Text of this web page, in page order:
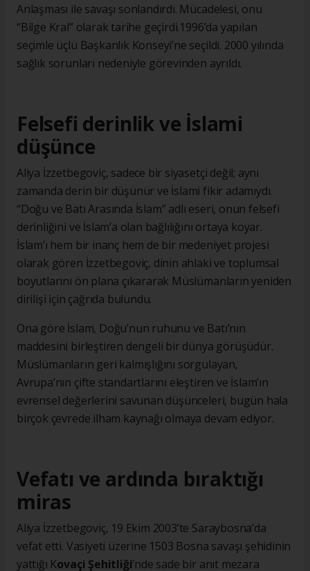
Anlaşması ile savaşı sonlandırdı. Mücadelesi, onu
“Bilge Kral” olarak tarihe geçirdi.1996’da yapılan
seçimle üçlü Başkanlık Konseyi’ne seçildi. 2000 yılında
sağlık sorunları nedeniyle görevinden ayrıldı.
Felsefi derinlik ve İslami
düşünce
Aliya İzzetbegoviç, sadece bir siyasetçi değil; aynı
zamanda derin bir düşünür ve İslami fikir adamıydı.
“Doğu ve Batı Arasında İslam” adlı eseri, onun felsefi
derinliğini ve İslam’a olan bağlılığını ortaya koyar.
İslam’ı hem bir inanç hem de bir medeniyet projesi
olarak gören İzzetbegoviç, dinin ahlaki ve toplumsal
boyutlarını ön plana çıkararak Müslümanların yeniden
dirilişi için çağrıda bulundu.
Ona göre İslam, Doğu’nun ruhunu ve Batı’nın
maddesini birleştiren dengeli bir dünya görüşüdür.
Müslümanların geri kalmışlığını sorgulayan,
Avrupa’nın çifte standartlarını eleştiren ve İslam’ın
evrensel değerlerini savunan düşünceleri, bugün hala
birçok çevrede ilham kaynağı olmaya devam ediyor.
Vefatı ve ardında bıraktığı
miras
Aliya İzzetbegoviç, 19 Ekim 2003’te Saraybosna’da
vefat etti. Vasiyeti üzerine 1503 Bosna savaşı şehidinin
yattığı Kovaçi Şehitliği’nde sade bir anıt mezara